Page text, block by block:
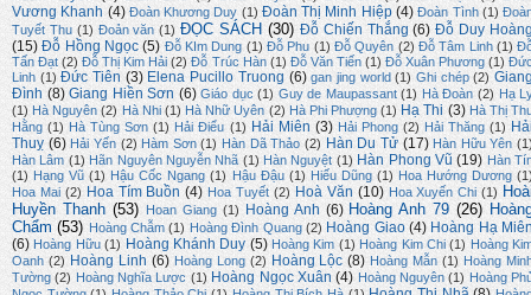
Vương Khanh (4) Đoàn Khương Duy (1) Đoàn Thị Minh Hiệp (4) Đoàn Tình (1)
Tuyết Thu (1) Đoản văn (1) ĐỌC SÁCH (30) Đỗ Chiến Thắng (6) Đỗ Duy
(15) Đỗ Hồng Ngọc (5) Đỗ KIm Dung (1) Đỗ Phu (1) Đỗ Quyên (2) Đỗ Tâm Linh (1)
Tấn Đạt (2) Đỗ Thị Kim Hải (2) Đỗ Trúc Hàn (1) Đỗ Văn Tiến (1) Đỗ Xuân Phương (1)
Linh (1) Đức Tiên (3) Elena Pucillo Truong (6) gan jing world (1) Ghi chép (2)
Đình (8) Giang Hiền Sơn (6) Giáo dục (1) Guy de Maupassant (1) Hà Đoàn (2) Hạ
(1) Hà Nguyên (2) Hà Nhi (1) Hà Nhữ Uyên (2) Hà Phi Phượng (1) Hạ Thi (3) Hà Thị
Hằng (1) Hà Tùng Sơn (1) Hải Điểu (1) Hải Miên (3) Hải Phong (2) Hải Thăng (1)
Thuỵ (6) Hải Yến (2) Hàm Sơn (1) Hàn Dã Thảo (2) Hàn Du Tử (17) Hàn Hữu Yên
Hàn Lâm (1) Hãn Nguyên Nguyễn Nhã (1) Hàn Nguyệt (1) Hàn Phong Vũ (19) Hàn
(1) Hạng Vũ (1) Hậu Cốc Ngang (1) Hậu Đậu (1) Hiếu Dũng (1) Hoa Hướng Dương
Hoa Mai (2) Hoa Tím Buồn (4) Hoa Tuyết (2) Hoà Văn (10) Hoa Xuyến Chi (1)
Huyền Thanh (53) Hoan Giang (1) Hoàng Anh (6) Hoàng Anh 79 (26)
Chẩm (53) Hoàng Chẫm (1) Hoàng Đình Quang (2) Hoàng Giao (4) Hoàng Hạ
(6) Hoàng Hữu (1) Hoàng Khánh Duy (5) Hoàng Kim (1) Hoàng Kim Chi (1) Hoàng
Oanh (2) Hoàng Linh (6) Hoàng Long (2) Hoàng Lộc (8) Hoàng Mẫn (1) Hoàng
Tường (2) Hoàng Nghĩa Lược (1) Hoàng Ngọc Xuân (4) Hoàng Nguyên (1) Hoàng